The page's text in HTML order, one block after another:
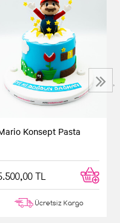
Konsept Pasta
TL
Ücretsiz Kargo
›